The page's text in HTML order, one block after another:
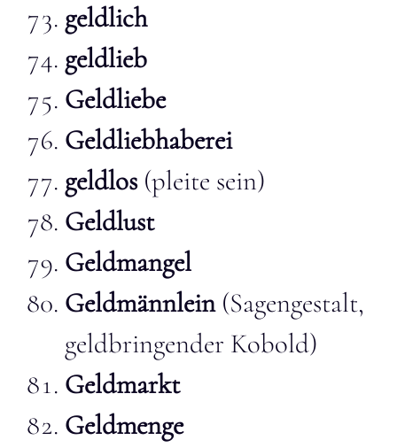
geldlich
geldlieb
Geldliebe
Geldliebhaberei
geldlos(pleite sein)
Geldlust
Geldmangel
Geldmännlein(Sagengestalt,
geldbringender Kobold)
Geldmarkt
Geldmenge